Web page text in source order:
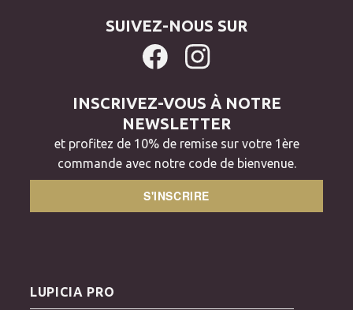
SUIVEZ-NOUS SUR
INSCRIVEZ-VOUS À NOTRE
NEWSLETTER
et profitez de 10% de remise sur votre 1ère
commande avec notre code de bienvenue.
S'INSCRIRE
LUPICIA PRO